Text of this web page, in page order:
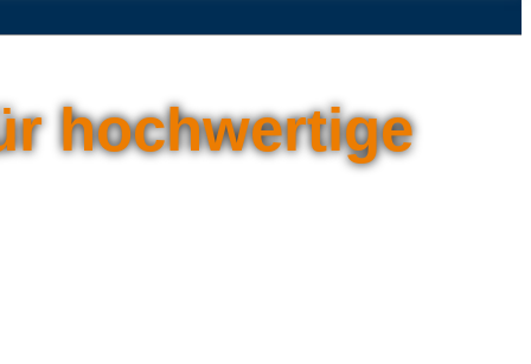
hochwertige